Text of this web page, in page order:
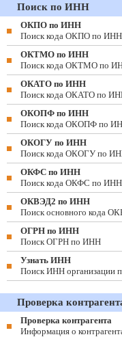
Поиск по ИНН
ОКПО по ИНН
Поиск кода ОКПО по ИНН
ОКТМО по ИНН
Поиск кода ОКТМО по
ОКАТО по ИНН
Поиск кода ОКАТО по
ОКОПФ по ИНН
Поиск кода ОКОПФ по
ОКОГУ по ИНН
Поиск кода ОКОГУ по
ОКФС по ИНН
Поиск кода ОКФС по ИНН
ОКВЭД2 по ИНН
Поиск основного кода
ОГРН по ИНН
Поиск ОГРН по ИНН
Узнать ИНН
Поиск ИНН
Проверка
Проверка контрагента
Информация о